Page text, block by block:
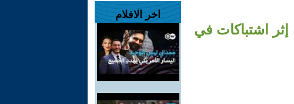
اشتباكات في
اخر الافلام